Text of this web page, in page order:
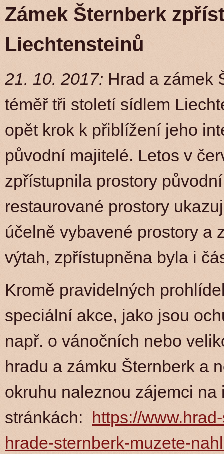
Zámek Šternberk
Liechtensteinů
21. 10. 2017: Hrad a zámek
téměř tři století sídlem
opět krok k přiblížení jeho
původní majitelé. Letos v
zpřístupnila prostory
restaurované prostory
účelně vybavené prostory a
výtah, zpřístupněna byla i
Kromě pravidelných
speciální akce, jako jsou
např. o vánočních nebo
hradu a zámku Šternberk a
okruhu naleznou zájemci na
stránkách: https://
hrade-sternberk-muzete-